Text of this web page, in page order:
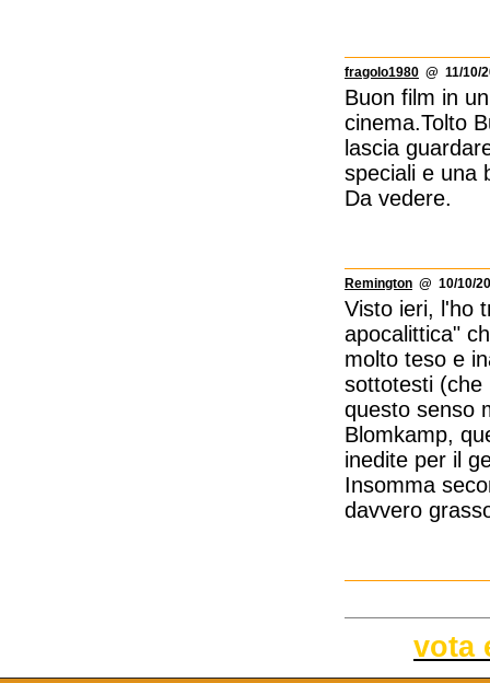
fragolo1980 @ 11/10/
Buon film in
cinema.Tolto
lascia
speciali e una
Da vedere.
Remington @ 10/10/
Visto ieri, l'ho
apocalittica"
molto teso e
sottotesti (che
questo senso
Blomkamp,
inedite per il
Insomma
davvero
vota